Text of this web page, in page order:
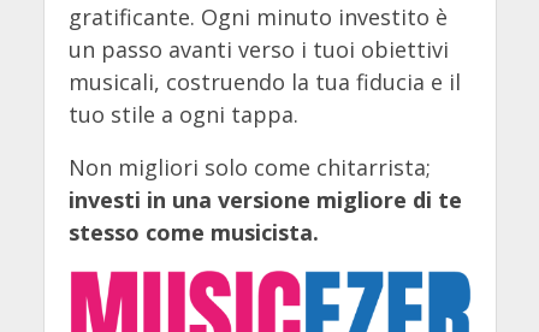
gratificante. Ogni minuto investito è
un passo avanti verso i tuoi obiettivi
musicali, costruendo la tua fiducia e il
tuo stile a ogni tappa.
Non migliori solo come chitarrista;
investi in una versione migliore di te
stesso come musicista.